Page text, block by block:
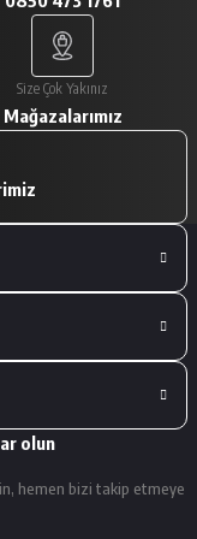
Size Çok Yakınız
Mağazalarımız
olun
hemen bizi takip etmeye